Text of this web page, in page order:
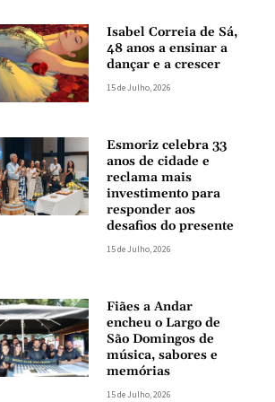
Isabel Correia de Sá,
48 anos a ensinar a
dançar e a crescer
15 de Julho, 2026
Esmoriz celebra 33
anos de cidade e
reclama mais
investimento para
responder aos
desafios do presente
15 de Julho, 2026
Fiães a Andar
encheu o Largo de
São Domingos de
música, sabores e
memórias
15 de Julho, 2026